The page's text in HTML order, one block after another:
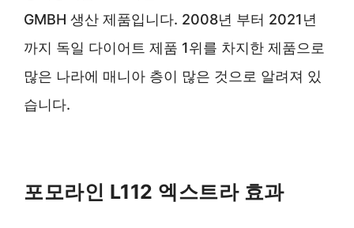
GMBH 생산 제품입니다. 2008년 부터 2021년
까지 독일 다이어트 제품 1위를 차지한 제품으로
많은 나라에 매니아 층이 많은 것으로 알려져 있
습니다.
포모라인 L112 엑스트라 효과